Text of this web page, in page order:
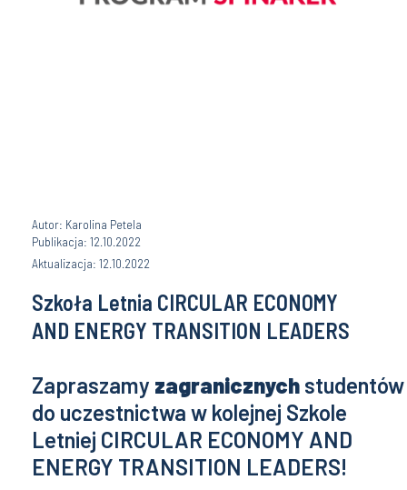
Autor: Karolina Petela
Publikacja: 12.10.2022
Aktualizacja: 12.10.2022
Szkoła Letnia CIRCULAR ECONOMY
AND ENERGY TRANSITION LEADERS
Zapraszamy zagranicznych studentów
do uczestnictwa w kolejnej Szkole
Letniej CIRCULAR ECONOMY AND
ENERGY TRANSITION LEADERS!